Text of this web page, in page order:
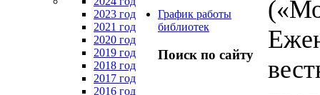
2023 год
2021 год
2020 год
2019 год
2018 год
2017 год
2016 год
График работы
библиотек
Поиск по сайту